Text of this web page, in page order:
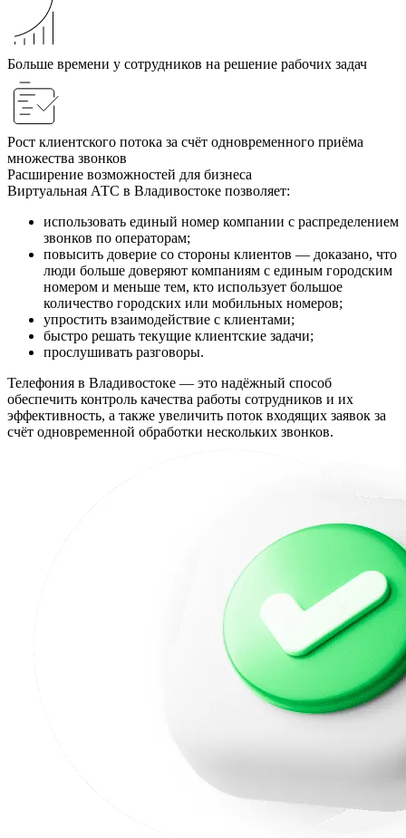
Больше времени у сотрудников на решение рабочих задач
Рост клиентского потока за счёт одновременного приёма
множества звонков
Расширение возможностей для бизнеса
Виртуальная АТС в Владивостоке позволяет:
использовать единый номер компании с распределением
звонков по операторам;
повысить доверие со стороны клиентов — доказано, что
люди больше доверяют компаниям с единым городским
номером и меньше тем, кто использует большое
количество городских или мобильных номеров;
упростить взаимодействие с клиентами;
быстро решать текущие клиентские задачи;
прослушивать разговоры.
Телефония в Владивостоке — это надёжный способ
обеспечить контроль качества работы сотрудников и их
эффективность, а также увеличить поток входящих заявок за
счёт одновременной обработки нескольких звонков.